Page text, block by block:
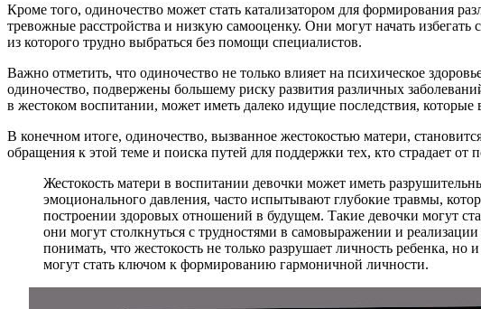
Кроме того, одиночество может стать катализатором для формирования
тревожные расстройства и низкую самооценку. Они могут начать
из которого трудно выбраться без помощи специалистов.
Важно отметить, что одиночество не только влияет на психическое
одиночество, подвержены большему риску развития различных
в жестоком воспитании, может иметь далеко идущие последствия, которые
В конечном итоге, одиночество, вызванное жестокостью матери,
обращения к этой теме и поиска путей для поддержки тех, кто страдает от
Жестокость матери в воспитании девочки может иметь
эмоционального давления, часто испытывают глубокие травмы,
построении здоровых отношений в будущем. Такие девочки могут
они могут столкнуться с трудностями в самовыражении и
понимать, что жестокость не только разрушает личность ребенка,
могут стать ключом к формированию гармоничной личности.